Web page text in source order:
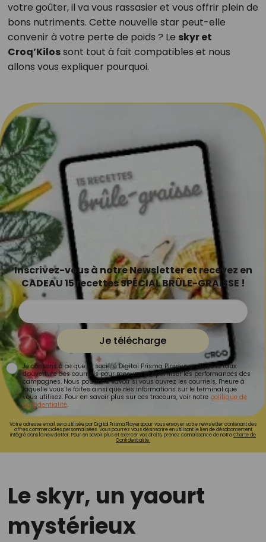
votre goûter, il va vous rassasier et vous offrir plein de
bons nutriments. Cette nouvelle star peut-elle
convenir à votre perte de poids ? Le skyr et
Croq’Kilossont tout à fait compatibles et nous
allons vous expliquer pourquoi.
Inscrivez-vous à notre Newsletter et recevez en
CADEAU 15 recettes SPÉCIAL BRÛLE-GRAISSE !
Je télécharge
Je consens à ce que la société Digital Prisma Players analyse le taux
d'ouverture des courriels pour mesurer et optimiser les performances des
campagnes. Nous pourrons savoir si vous ouvrez les courriels, l'heure à
laquelle vous le faites ainsi que des informations sur le terminal que
vous utilisez. Pour en savoir plus sur ces traceurs, voir notre politique de
confidentialité.
Votre adresse email sera utilisée par Digital Prisma Playerspour vous envoyer votre newsletter contenant des
offres commerciales personnalisées. Vous pourrez vous désinscrire en utilisant le lien de désabonnement
intégré dans la newsletter. Pour en savoir plus et exercer vos droits, prenez connaissance de notreCharte de
Confidentialité.
Le skyr, un yaourt
mystérieux